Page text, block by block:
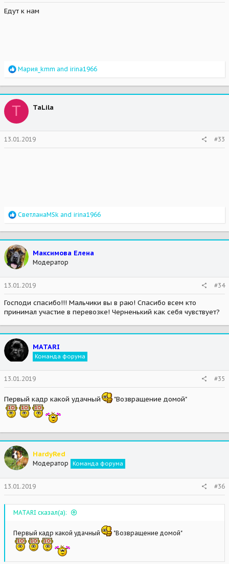
Едут к нам
R
a
c
t
i
n
s
:
Мария_kmm and irina1966
T TaLila
13.01.2019 #33
R
a
c
t
i
o
n
s
:
СветланаMSk and irina1966
Максимова Елена
Модератор
13.01.2019 #34
Господи спасибо!!! Мальчики вы в раю! Спасибо всем кто
принимал участие в перевозке! Черненький как себя чувствует?
MATARI
Команда форума
13.01.2019 #35
Первый кадр какой удачный "Возвращение домой"
HardyRed
Модератор Команда форума
13.01.2019 #36
MATARI сказал(а):
Первый кадр какой удачный "Возвращение домой"